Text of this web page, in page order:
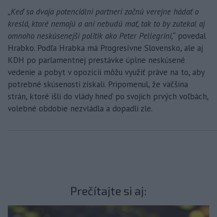
„Keď sa dvaja potenciálni partneri začnú verejne hádať o
kreslá, ktoré nemajú a ani nebudú mať, tak to by zutekal aj
omnoho neskúsenejší politik ako Peter Pellegrini,“ povedal
Hrabko. Podľa Hrabka má Progresívne Slovensko, ale aj
KDH po parlamentnej prestávke úplne neskúsené
vedenie a pobyt v opozícii môžu využiť práve na to, aby
potrebné skúsenosti získali. Pripomenul, že väčšina
strán, ktoré išli do vlády hneď po svojich prvých voľbách,
volebné obdobie nezvládla a dopadli zle.
Prečítajte si aj: